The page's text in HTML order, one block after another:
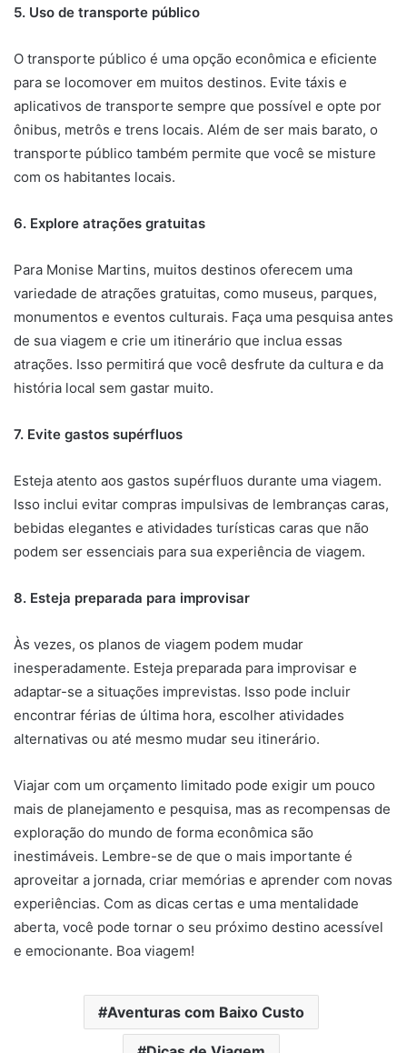
5. Uso de transporte público
O transporte público é uma opção econômica e eficiente
para se locomover em muitos destinos. Evite táxis e
aplicativos de transporte sempre que possível e opte por
ônibus, metrôs e trens locais. Além de ser mais barato, o
transporte público também permite que você se misture
com os habitantes locais.
6. Explore atrações gratuitas
Para Monise Martins, muitos destinos oferecem uma
variedade de atrações gratuitas, como museus, parques,
monumentos e eventos culturais. Faça uma pesquisa antes
de sua viagem e crie um itinerário que inclua essas
atrações. Isso permitirá que você desfrute da cultura e da
história local sem gastar muito.
7. Evite gastos supérfluos
Esteja atento aos gastos supérfluos durante uma viagem.
Isso inclui evitar compras impulsivas de lembranças caras,
bebidas elegantes e atividades turísticas caras que não
podem ser essenciais para sua experiência de viagem.
8. Esteja preparada para improvisar
Às vezes, os planos de viagem podem mudar
inesperadamente. Esteja preparada para improvisar e
adaptar-se a situações imprevistas. Isso pode incluir
encontrar férias de última hora, escolher atividades
alternativas ou até mesmo mudar seu itinerário.
Viajar com um orçamento limitado pode exigir um pouco
mais de planejamento e pesquisa, mas as recompensas de
exploração do mundo de forma econômica são
inestimáveis. Lembre-se de que o mais importante é
aproveitar a jornada, criar memórias e aprender com novas
experiências. Com as dicas certas e uma mentalidade
aberta, você pode tornar o seu próximo destino acessível
e emocionante. Boa viagem!
Aventuras com Baixo Custo